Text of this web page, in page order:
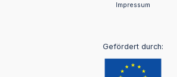
Impressum
Gefördert durch: